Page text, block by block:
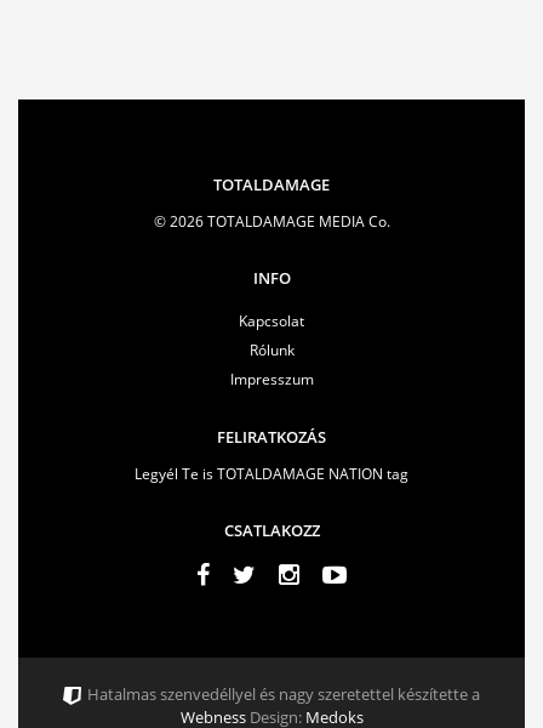
TOTALDAMAGE
© 2026 TOTALDAMAGE MEDIA Co.
INFO
Kapcsolat
Rólunk
Impresszum
FELIRATKOZÁS
Legyél Te is TOTALDAMAGE NATION tag
CSATLAKOZZ
Hatalmas szenvedéllyel és nagy szeretettel készítette a
WebnessDesign:Medoks